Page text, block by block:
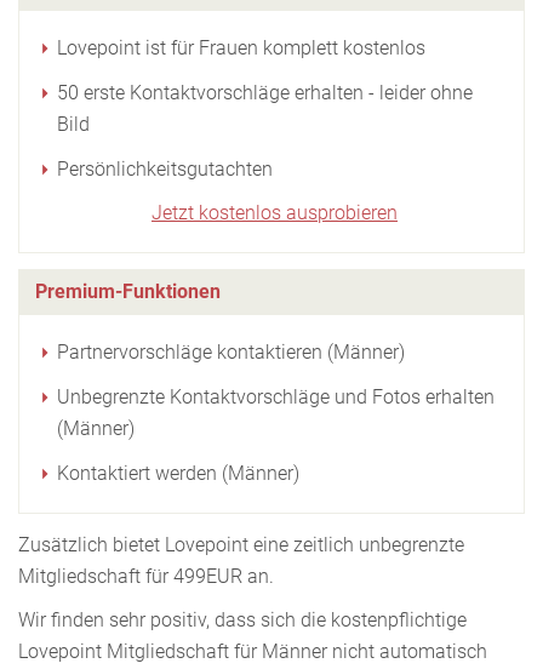
Lovepoint ist für Frauen komplett kostenlos
50 erste Kontaktvorschläge erhalten - leider ohne
Bild
Persönlichkeitsgutachten
Jetzt kostenlos ausprobieren
Premium-Funktionen
Partnervorschläge kontaktieren (Männer)
Unbegrenzte Kontaktvorschläge und Fotos erhalten
(Männer)
Kontaktiert werden (Männer)
Zusätzlich bietet Lovepoint eine zeitlich unbegrenzte
Mitgliedschaft für 499EUR an.
Wir finden sehr positiv, dass sich die kostenpflichtige
Lovepoint Mitgliedschaft für Männer nicht automatisch